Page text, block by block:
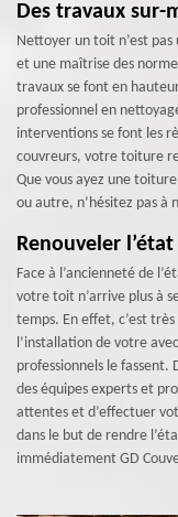
Des travaux sur-
Nettoyer un toit n’est
et une maîtrise des
travaux se font en
professionnel en
interventions se font les
couvreurs, votre toiture
Que vous ayez une
ou autre, n’hésitez pas à
Renouveler
Face à l’ancienneté de
votre toit n’arrive plus à
temps. En effet, c’est
l’installation de votre
professionnels le fassent.
des équipes experts et
attentes et d’effectuer
dans le but de rendre
immédiatement GD